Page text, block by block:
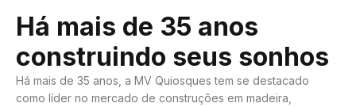
Há mais de 35 anos
construindo seus sonhos
Há mais de 35 anos, a MV Quiosques tem se destacado
como líder no mercado de construções em madeira,